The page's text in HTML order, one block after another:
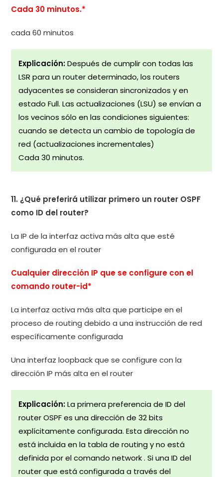
Cada 30 minutos.*
cada 60 minutos
Explicación:Después de cumplir con todas las
LSR para un router determinado, los routers
adyacentes se consideran sincronizados y en
estado Full. Las actualizaciones (LSU) se envían a
los vecinos sólo en las condiciones siguientes:
cuando se detecta un cambio de topología de
red (actualizaciones incrementales)
Cada 30 minutos.
11. ¿Qué preferirá utilizar primero un router OSPF
como ID del router?
La IP de la interfaz activa más alta que esté
configurada en el router
Cualquier dirección IP que se configure con el
comando router-id*
La interfaz activa más alta que participe en el
proceso de routing debido a una instrucción de red
específicamente configurada
Una interfaz loopback que se configure con la
dirección IP más alta en el router
Explicación:La primera preferencia de ID del
router OSPF es una dirección de 32 bits
explícitamente configurada. Esta dirección no
está incluida en la tabla de routing y no está
definida por el comando network . Si una ID del
router que está configurada a través del